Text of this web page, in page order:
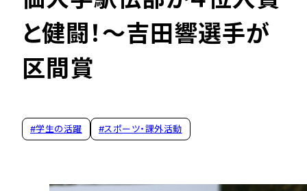
と健闘！～吉田響選手が
区間賞
#学生の活躍 #スポーツ・課外活動